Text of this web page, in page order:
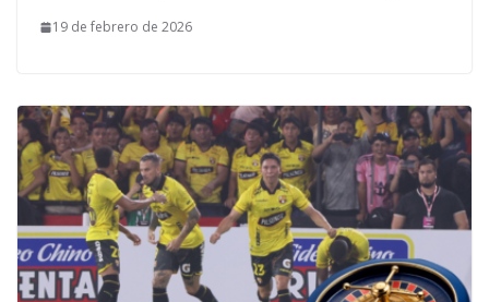
19 de febrero de 2026